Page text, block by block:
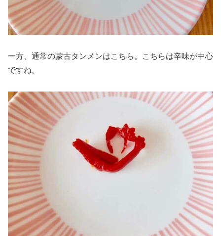
一方、通常の蒙古タンメンはこちら。こちらは辛味が中心
ですね。